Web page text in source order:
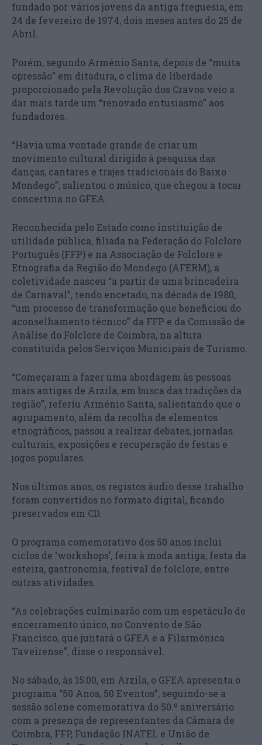
fundado por vários jovens da antiga freguesia, em
24 de fevereiro de 1974, dois meses antes do 25 de
Abril.
Porém, segundo Arménio Santa, depois de “muita
opressão” em ditadura, o clima de liberdade
proporcionado pela Revolução dos Cravos veio a
dar mais tarde um “renovado entusiasmo” aos
fundadores.
“Havia uma vontade grande de criar um
movimento cultural dirigido à pesquisa das
danças, cantares e trajes tradicionais do Baixo
Mondego”, salientou o músico, que chegou a tocar
concertina no GFEA.
Reconhecida pelo Estado como instituição de
utilidade pública, filiada na Federação do Folclore
Português (FFP) e na Associação de Folclore e
Etnografia da Região do Mondego (AFERM), a
coletividade nasceu “a partir de uma brincadeira
de Carnaval”, tendo encetado, na década de 1980,
“um processo de transformação que beneficiou do
aconselhamento técnico” da FFP e da Comissão de
Análise do Folclore de Coimbra, na altura
constituída pelos Serviços Municipais de Turismo.
“Começaram a fazer uma abordagem às pessoas
mais antigas de Arzila, em busca das tradições da
região”, referiu Arménio Santa, salientando que o
agrupamento, além da recolha de elementos
etnográficos, passou a realizar debates, jornadas
culturais, exposições e recuperação de festas e
jogos populares.
Nos últimos anos, os registos áudio desse trabalho
foram convertidos no formato digital, ficando
preservados em CD.
O programa comemorativo dos 50 anos inclui
ciclos de ‘workshops’, feira à moda antiga, festa da
esteira, gastronomia, festival de folclore, entre
outras atividades.
“As celebrações culminarão com um espetáculo de
encerramento único, no Convento de São
Francisco, que juntará o GFEA e a Filarmónica
Taveirense”, disse o responsável.
No sábado, às 15:00, em Arzila, o GFEA apresenta o
programa “50 Anos, 50 Eventos”, seguindo-se a
sessão solene comemorativa do 50.º aniversário
com a presença de representantes da Câmara de
Coimbra, FFP, Fundação INATEL e União de